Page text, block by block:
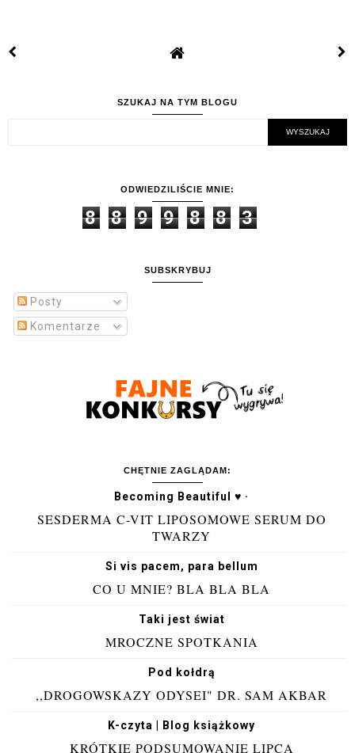
SZUKAJ NA TYM BLOGU
ODWIEDZILIŚCIE MNIE:
8 8 9 9 8 8 3
SUBSKRYBUJ
Posty
Komentarze
CHĘTNIE ZAGLĄDAM:
Becoming Beautiful ♥ ·
SESDERMA C-VIT LIPOSOMOWE SERUM DO
TWARZY
Si vis pacem, para bellum
CO U MNIE? BLA BLA BLA
Taki jest świat
MROCZNE SPOTKANIA
Pod kołdrą
,,DROGOWSKAZY ODYSEI" DR. SAM AKBAR
K-czyta | Blog książkowy
KRÓTKIE PODSUMOWANIE LIPCA